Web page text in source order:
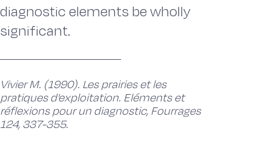
diagnostic elements be wholly
significant.
Vivier M. (1990). Les prairies et les
pratiques d'exploitation. Eléments et
réflexions pour un diagnostic, Fourrages
124, 337-355.